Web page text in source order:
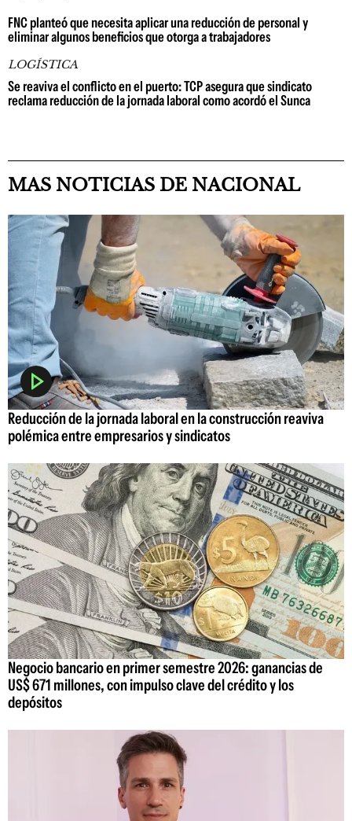
FNC planteó que necesita aplicar una reducción de personal y
eliminar algunos beneficios que otorga a trabajadores
LOGÍSTICA
Se reaviva el conflicto en el puerto: TCP asegura que sindicato
reclama reducción de la jornada laboral como acordó el Sunca
MAS NOTICIAS DE NACIONAL
Reducción de la jornada laboral en la construcción reaviva
polémica entre empresarios y sindicatos
Negocio bancario en primer semestre 2026: ganancias de
US$ 671 millones, con impulso clave del crédito y los
depósitos